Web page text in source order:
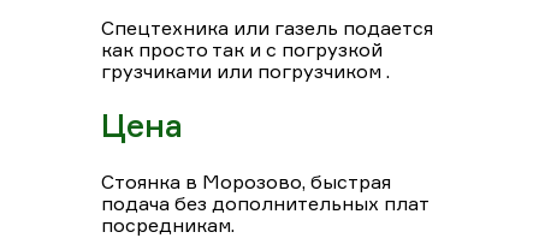
Спецтехника или газель подается
как просто так и с погрузкой
грузчиками или погрузчиком .
Цена
Стоянка в Морозово, быстрая
подача без дополнительных плат
посредникам.